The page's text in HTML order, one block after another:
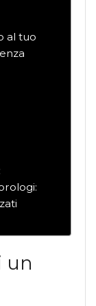
al tuo
un